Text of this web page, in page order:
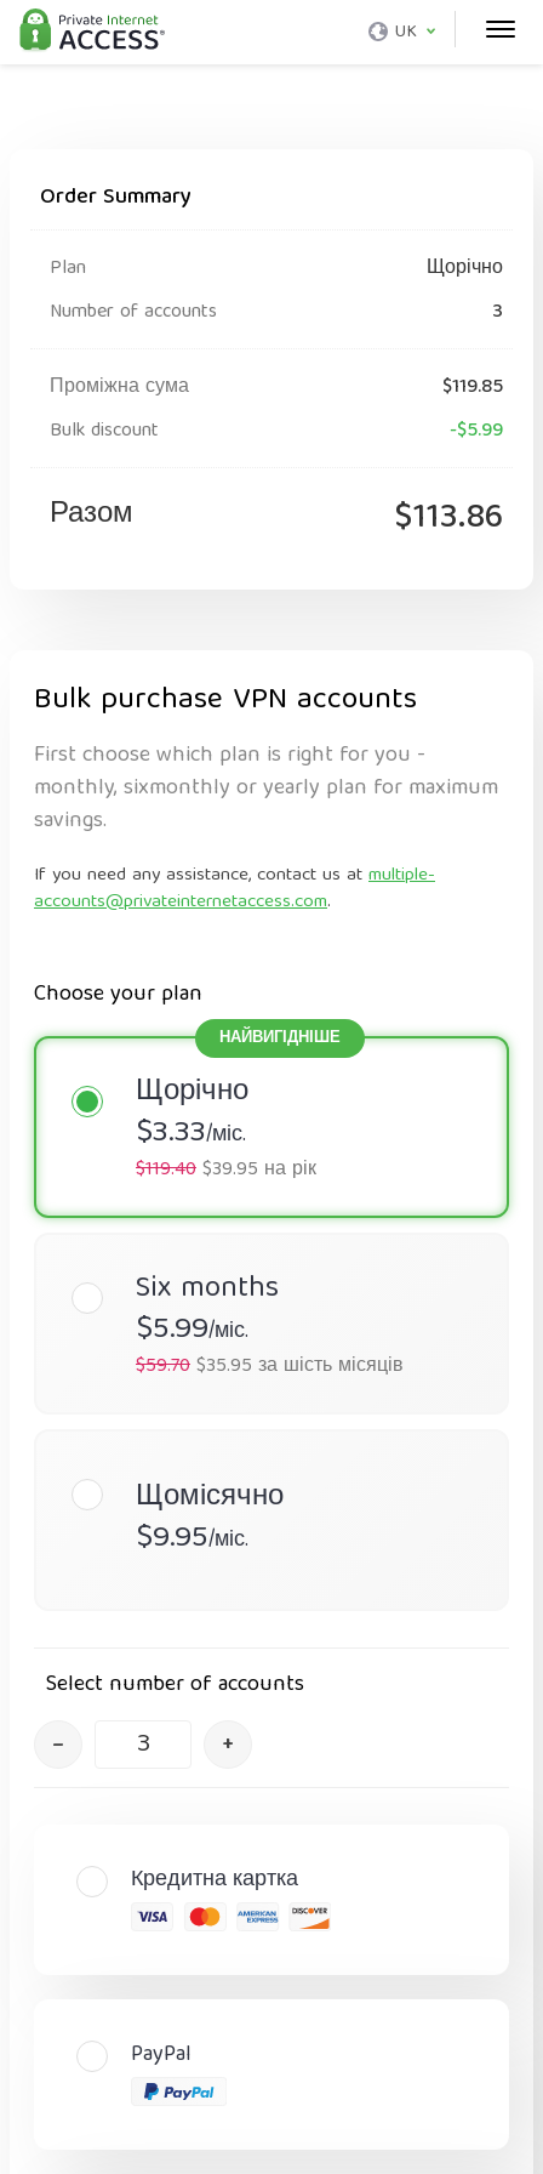
UK
Order Summary
Plan
Щорічно
Number of accounts
3
Проміжна сума
$119.85
Bulk discount
-$5.99
Разом $113.86
Bulk purchase VPN accounts
First choose which plan is right for you -
monthly, sixmonthly or yearly plan for maximum
savings.
If you need any assistance, contact us atmultiple-
accounts@privateinternetaccess.com.
Choose your plan
Щорічно
$3.33/міс.
$119.40$39.95 на рік
Six months
$5.99/міс.
$59.70$35.95 за шість місяців
Щомісячно
$9.95/міс.
Select number of accounts
– +
Кредитна картка
PayPal